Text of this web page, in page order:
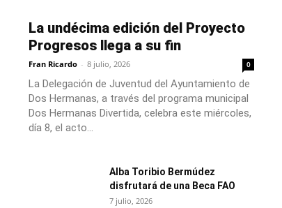
La undécima edición del Proyecto
Progresos llega a su fin
Fran Ricardo - 8 julio, 2026 0
La Delegación de Juventud del Ayuntamiento de
Dos Hermanas, a través del programa municipal
Dos Hermanas Divertida, celebra este miércoles,
día 8, el acto...
Alba Toribio Bermúdez
disfrutará de una Beca FAO
7 julio, 2026